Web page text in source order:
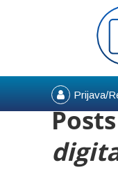
Prijava/